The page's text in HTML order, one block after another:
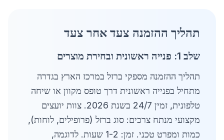
תהליך ההזמנה צעד אחר צעד
שלב 1: פנייה ראשונית ובחירת מוצרים
תהליך ההזמנה מספקי ברזל במרכז הארץ בגדרה
מתחיל בפנייה ראשונית דרך טופס מקוון או שיחה
טלפונית, זמין 24/7 בשנת 2026. צוות יועצים
מקצועי מנתח צרכים: סוג ברזל (פרופילים, לוחות),
כמות ומפרט טכני. זמן: 1-2 שעות. לדוגמה,